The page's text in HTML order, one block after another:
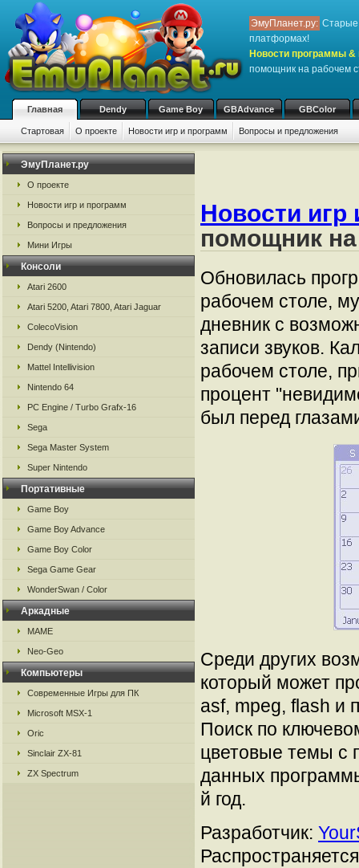
ЭмуПланет.ру: Старые
платформах!
Новости программы &
помощник на рабочем
Главная Dendy Game Boy GBAdvance GBColor
Стартовая О проекте Новости игр и программ Вопросы и предложения
ЭмуПланет.ру
О проекте
Новости игр и программ
Вопросы и предложения
Мини Игры
Консоли
Atari 2600
Atari 5200, Atari 7800, Atari Jaguar
ColecoVision
Dendy (Nintendo)
Mattel Intellivision
Nintendo 64
PC Engine / Turbo Grafx-16
Sega
Sega Master System
Super Nintendo
Портативные
Game Boy
Game Boy Advance
Game Boy Color
Sega Game Gear
WonderSwan / Color
Аркадные
MAME
Neo-Geo
Компьютеры
Современные Игры для ПК
Microsoft MSX-1
Oric
Sinclair ZX-81
ZX Spectrum
Новости игр
помощник
Обновилась
рабочем столе,
дневник с
записи звуков.
рабочем столе,
процент
был перед
Среди других
который может
asf, mpeg, flash и
Поиск по
цветовые темы с
данных
й год.
Разработчик: